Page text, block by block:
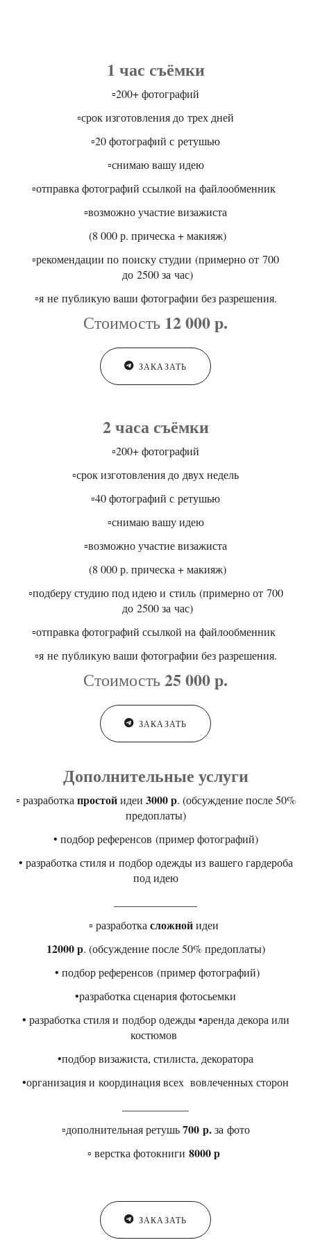
1 час съёмки
▫️200+ фотографий
▫️срок изготовления до трех дней
▫️20 фотографий с ретушью
▫️снимаю вашу идею
▫️отправка фотографий ссылкой на файлообменник
▫️возможно участие визажиста
(8 000 р. прическа + макияж)
▫️рекомендации по поиску студии (примерно от 700
до 2500 за час)
▫️я не публикую ваши фотографии без разрешения.
Стоимость 12 000 р.
ЗАКАЗАТЬ
2 часа съёмки
▫️200+ фотографий
▫️срок изготовления до двух недель
▫️40 фотографий с ретушью
▫️снимаю вашу идею
▫️возможно участие визажиста
(8 000 р. прическа + макияж)
▫️подберу студию под идею и стиль (примерно от 700
до 2500 за час)
▫️отправка фотографий ссылкой на файлообменник
▫️я не публикую ваши фотографии без разрешения.
Стоимость25 000 р.
ЗАКАЗАТЬ
Дополнительные услуги
▫️ разработка простойидеи 3000 р. (обсуждение после 50%
предоплаты)
• подбор референсов (пример фотографий)
• разработка стиля и подбор одежды из вашего гардероба
под идею
▫️ разработка сложнойидеи
12000 р. (обсуждение после 50% предоплаты)
• подбор референсов (пример фотографий)
•разработка сценария фотосьемки
• разработка стиля и подбор одежды •аренда декора или
костюмов
•подбор визажиста, стилиста, декоратора
•организация и координация всех вовлеченных сторон
▫️дополнительная ретушь700 р.за фото
▫️ верстка фотокниги 8000 р
ЗАКАЗАТЬ